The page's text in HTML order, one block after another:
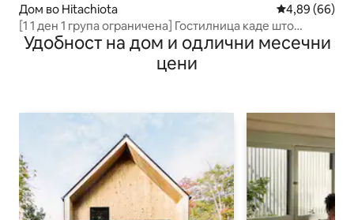
Дом во Hitachiota Просечна
4,89 (66)
[1 1 ден 1 група ограничена] Гостилница каде што
можете да си играте со забава! Создавајте спомени со
семејството, роднините и пријателите!
Удобност на дом и одлични месечни
цени